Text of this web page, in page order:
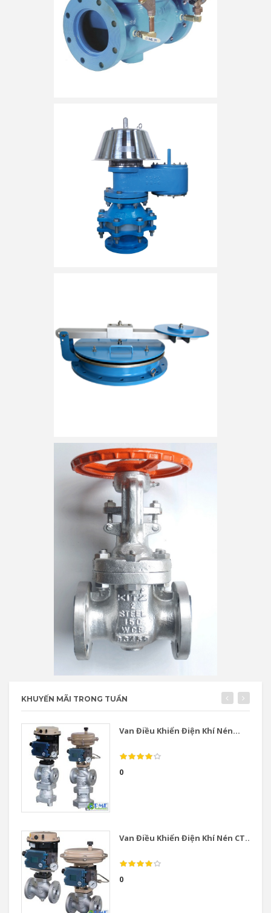
KHUYẾN MÃI TRONG TUẦN
Van Điều Khiển Điện Khí Nén...
0
Van Điều Khiển Điện Khí Nén CT...
0